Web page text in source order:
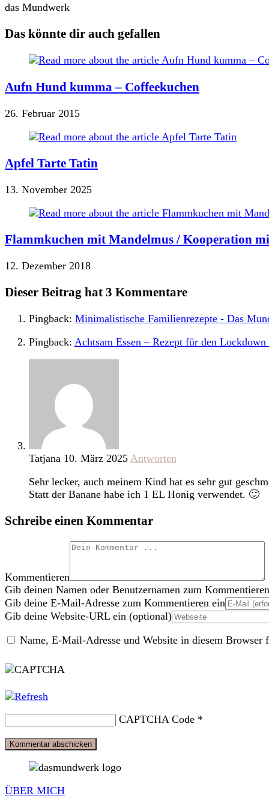
das Mundwerk
Das könnte dir auch gefallen
Aufn Hund kumma – Coffeekuchen
26. Februar 2015
Apfel Tarte Tatin
13. November 2025
Flammkuchen mit Mandelmus / Kooperation
12. Dezember 2018
Dieser Beitrag hat 3 Kommentare
Pingback: Minimalistische Familienrezepte - Das
Pingback: Achtsam Essen – Rezept für den
Tatjana 10. März 2025 Antworten
Sehr lecker, auch meinem Kind hat es sehr gut
Statt der Banane habe ich 1 EL Honig verwendet. 🙂
Schreibe einen Kommentar
Kommentieren
Gib deinen Namen oder Benutzernamen zum
Gib deine E-Mail-Adresse zum Kommentieren ein
Gib deine Website-URL ein (optional)
Name, E-Mail-Adresse und Website in diesem Browser
CAPTCHA Code *
ÜBER MICH